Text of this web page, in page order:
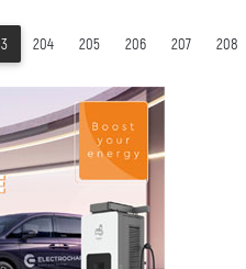
204 205 206 207 208